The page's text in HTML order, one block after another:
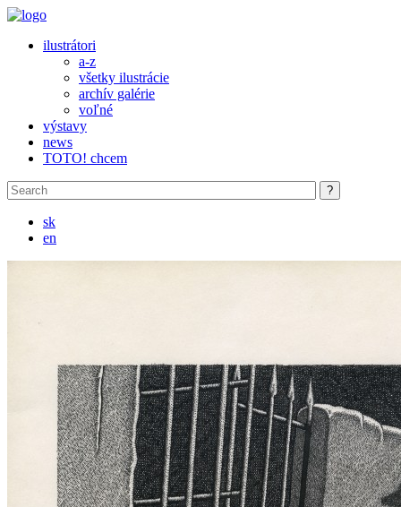
Skip to main content
ilustrátori
a-z
všetky ilustrácie
archív galérie
voľné
výstavy
news
TOTO! chcem
sk
en